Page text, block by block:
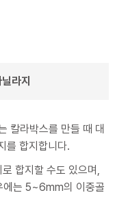
라지
칼라박스를 만들 때 대
를 합지합니다.
합지할 수도 있으며,
에는 5~6mm의 이중골